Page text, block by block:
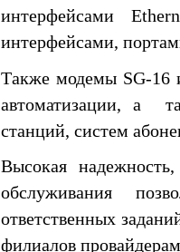
интерфейсами
интерфейсами,
Также модемы SG-16
автоматизации, а
станций, систем
Высокая
обслуживания
ответственных
филиалов